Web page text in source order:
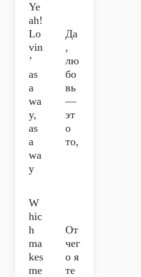
Ye
ah!
Lo
vin
’
as
a
wa
y,
as
a
wa
y
Да
,
лю
бо
вь
—
эт
о
то,
W
hic
h
ma
kes
me
От
чег
о я
те